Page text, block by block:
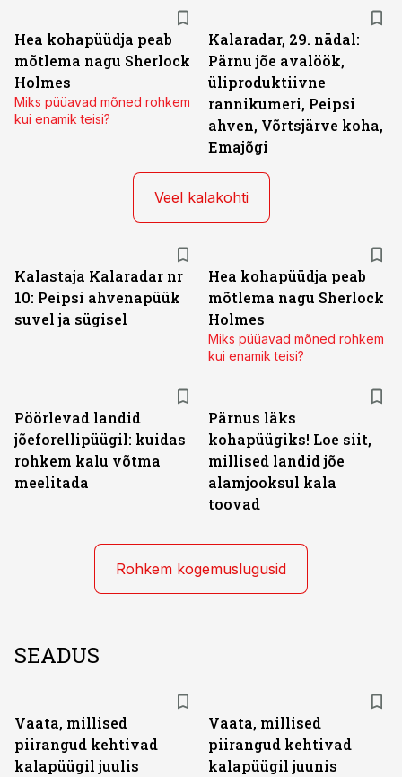
Hea kohapüüdja peab
mõtlema nagu Sherlock
Holmes
Miks püüavad mõned rohkem
kui enamik teisi?
Kalaradar, 29. nädal:
Pärnu jõe avalöök,
üliproduktiivne
rannikumeri, Peipsi
ahven, Võrtsjärve koha,
Emajõgi
Veel kalakohti
Kalastaja Kalaradar nr
10: Peipsi ahvenapüük
suvel ja sügisel
Hea kohapüüdja peab
mõtlema nagu Sherlock
Holmes
Miks püüavad mõned rohkem
kui enamik teisi?
Pöörlevad landid
jõeforellipüügil: kuidas
rohkem kalu võtma
meelitada
Pärnus läks
kohapüügiks! Loe siit,
millised landid jõe
alamjooksul kala
toovad
Rohkem kogemuslugusid
SEADUS
Vaata, millised
piirangud kehtivad
kalapüügil juulis
Vaata, millised
piirangud kehtivad
kalapüügil juunis